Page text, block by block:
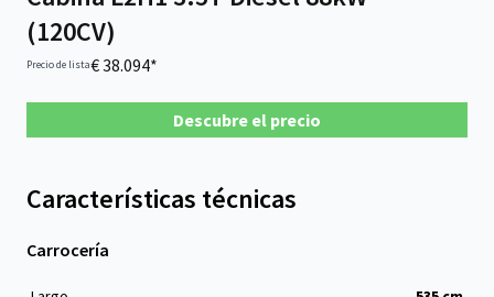
(120CV)
Precio de lista€ 38.094*
Descubre el precio
Características técnicas
Carrocería